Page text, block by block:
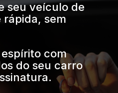
seu veículo de
rápida, sem
com
do seu carro